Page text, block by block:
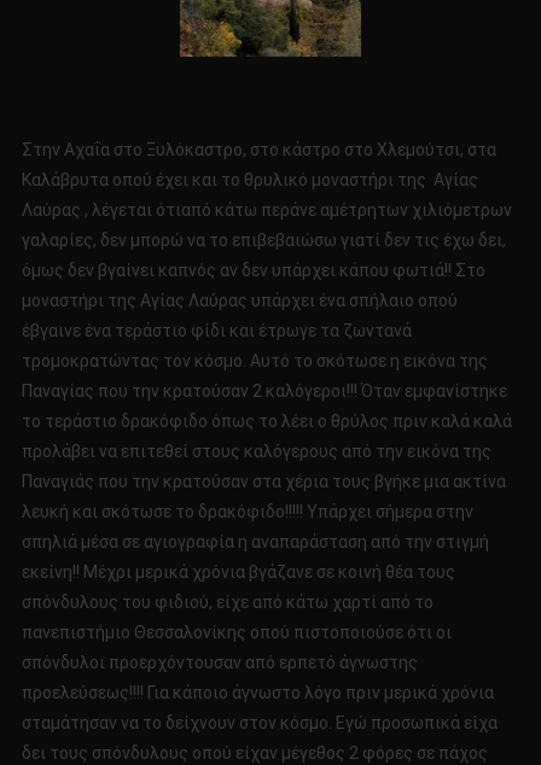
Στην Αχαΐα στο Ξυλόκαστρο, στο κάστρο στο Χλεμούτσι, στα
Καλάβρυτα οπού έχει και το θρυλικό μοναστήρι της Αγίας
Λαύρας , λέγεται ότιαπό κάτω περάνε αμέτρητων χιλιόμετρων
γαλαρίες, δεν μπορώ να το επιβεβαιώσω γιατί δεν τις έχω δει,
όμως δεν βγαίνει καπνός αν δεν υπάρχει κάπου φωτιά!! Στο
μοναστήρι της Αγίας Λαύρας υπάρχει ένα σπήλαιο οπού
έβγαινε ένα τεράστιο φίδι και έτρωγε τα ζωντανά
τρομοκρατώντας τον κόσμο. Αυτό το σκότωσε η εικόνα της
Παναγίας που την κρατούσαν 2 καλόγεροι!!! Όταν εμφανίστηκε
το τεράστιο δρακόφιδο όπως το λέει ο θρύλος πριν καλά καλά
προλάβει να επιτεθεί στους καλόγερους από την εικόνα της
Παναγιάς που την κρατούσαν στα χέρια τους βγήκε μια ακτίνα
λευκή και σκότωσε το δρακόφιδο!!!!! Υπάρχει σήμερα στην
σπηλιά μέσα σε αγιογραφία η αναπαράσταση από την στιγμή
εκείνη!! Μέχρι μερικά χρόνια βγάζανε σε κοινή θέα τους
σπόνδυλους του φιδιού, είχε από κάτω χαρτί από το
πανεπιστήμιο Θεσσαλονίκης οπού πιστοποιούσε ότι οι
σπόνδυλοι προερχόντουσαν από ερπετό άγνωστης
προελεύσεως!!!! Για κάποιο άγνωστο λόγο πριν μερικά χρόνια
σταμάτησαν να το δείχνουν στον κόσμο. Εγώ προσωπικά είχα
δει τους σπόνδυλους οπού είχαν μέγεθος 2 φόρες σε πάχος